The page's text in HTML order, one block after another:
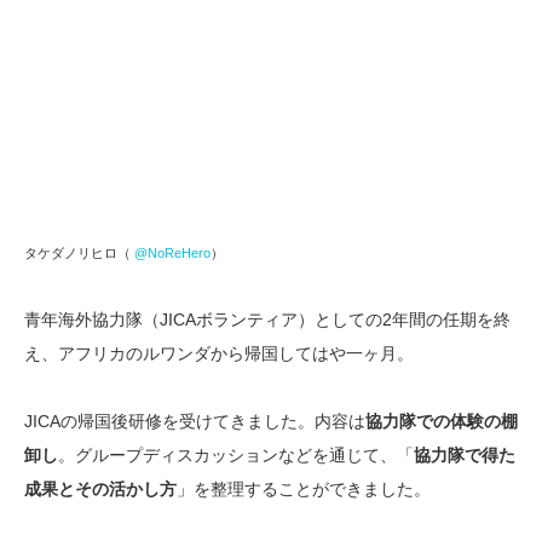
タケダノリヒロ（ @NoReHero）
青年海外協力隊（JICAボランティア）としての2年間の任期を終
え、アフリカのルワンダから帰国してはや一ヶ月。
JICAの帰国後研修を受けてきました。内容は協力隊での体験の棚
卸し。グループディスカッションなどを通じて、「協力隊で得た
成果とその活かし方 」を整理することができました。